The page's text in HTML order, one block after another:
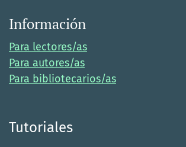
Información
Para lectores/as
Para autores/as
Para bibliotecarios/as
Tutoriales